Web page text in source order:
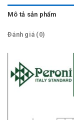
Mô tả sản phẩm
Đánh giá (0)